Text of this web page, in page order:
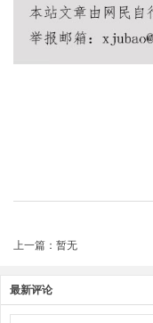
上一篇：暂无
最新评论